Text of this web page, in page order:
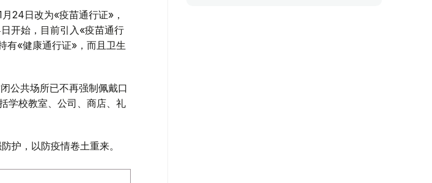
24日改为«疫苗通行证»，
开始，目前引入«疫苗通行
有«健康通行证»，而且卫生
公共场所已不再强制佩戴口
学校教室、公司、商店、礼
护，以防疫情卷土重来。